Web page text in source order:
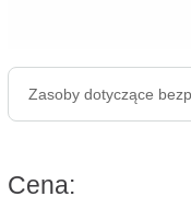
Zasoby dotyczące
Cena: